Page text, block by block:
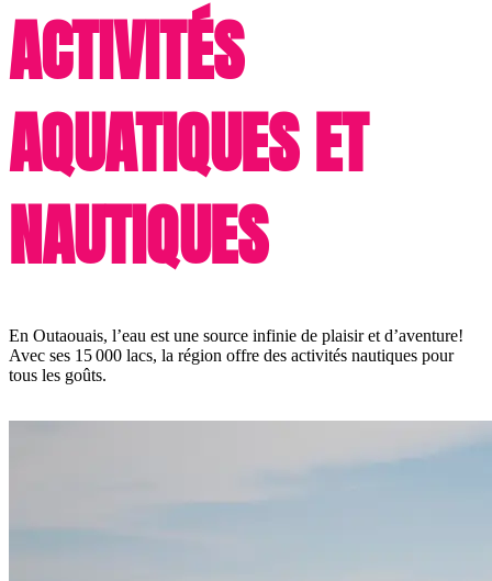
ACTIVITÉS
AQUATIQUES ET
NAUTIQUES
En Outaouais, l’eau est une source infinie de plaisir et d’aventure!
Avec ses 15 000 lacs, la région offre des activités nautiques pour
tous les goûts.